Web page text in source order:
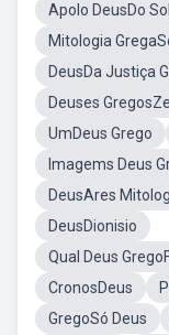
Apolo DeusDo Sol
Mitologia
DeusDa Justiça
Deuses
UmDeus Grego
Imagems Deus
DeusAres
DeusDionisio
Qual Deus
CronosDeus
GregoSó Deus